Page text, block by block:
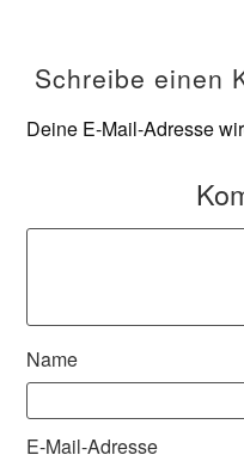
Schreibe einen
Deine E-Mail-Adresse
Name
E-Mail-Adresse